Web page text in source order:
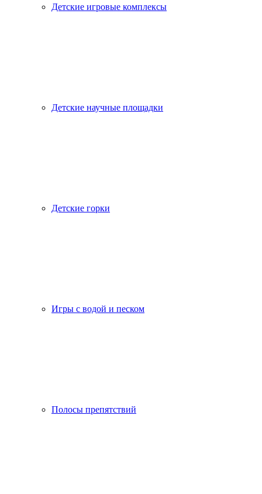
Детские игровые комплексы
Детские научные площадки
Детские горки
Игры с водой и песком
Полосы препятствий